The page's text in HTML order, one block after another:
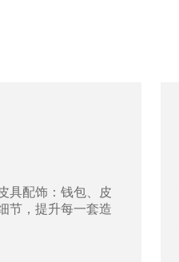
具配饰：钱包、皮
节，提升每一套造